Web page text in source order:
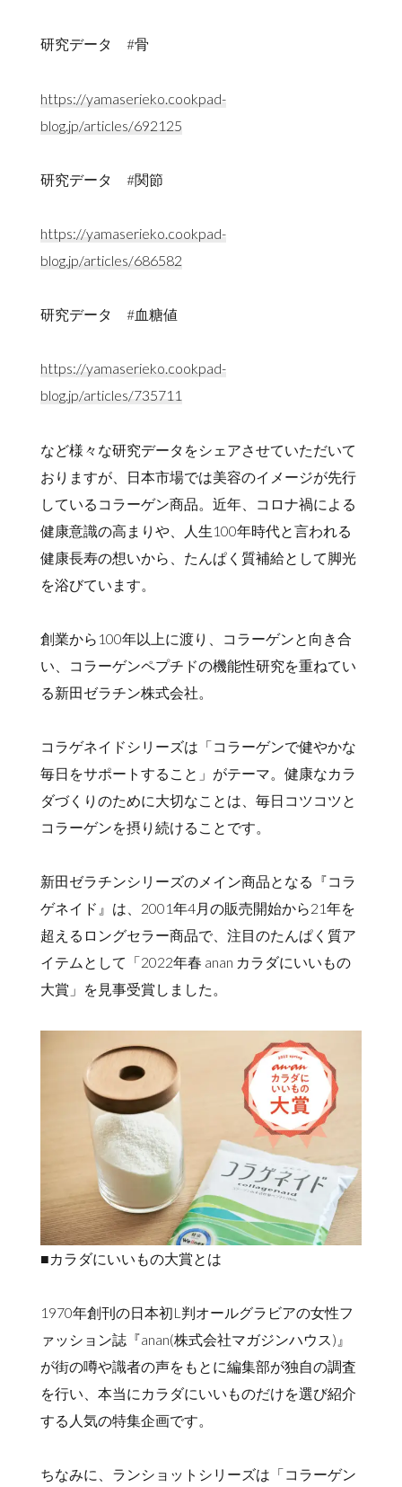
研究データ #骨
https://yamaserieko.cookpad-
blog.jp/articles/692125
研究データ #関節
https://yamaserieko.cookpad-
blog.jp/articles/686582
研究データ #血糖値
https://yamaserieko.cookpad-
blog.jp/articles/735711
など様々な研究データをシェアさせていただいて
おりますが、日本市場では美容のイメージが先行
しているコラーゲン商品。近年、コロナ禍による
健康意識の高まりや、人生100年時代と言われる
健康長寿の想いから、たんぱく質補給として脚光
を浴びています。
創業から100年以上に渡り、コラーゲンと向き合
い、コラーゲンペプチドの機能性研究を重ねてい
る新田ゼラチン株式会社。
コラゲネイドシリーズは「コラーゲンで健やかな
毎日をサポートすること」がテーマ。健康なカラ
ダづくりのために大切なことは、毎日コツコツと
コラーゲンを摂り続けることです。
新田ゼラチンシリーズのメイン商品となる『コラ
ゲネイド』は、2001年4月の販売開始から21年を
超えるロングセラー商品で、注目のたんぱく質ア
イテムとして「2022年春 anan カラダにいいもの
大賞」を見事受賞しました。
■カラダにいいもの大賞とは
1970年創刊の日本初L判オールグラビアの女性フ
ァッション誌『anan(株式会社マガジンハウス)』
が街の噂や識者の声をもとに編集部が独自の調査
を行い、本当にカラダにいいものだけを選び紹介
する人気の特集企画です。
ちなみに、ランショットシリーズは「コラーゲン